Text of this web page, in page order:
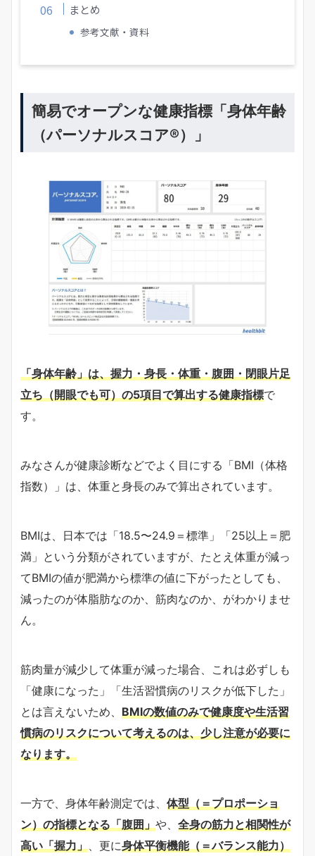
まとめ
参考文献・資料
簡易でオープンな健康指標「身体年齢
（パーソナルスコア®）」
「身体年齢」は、握力・身長・体重・腹囲・閉眼片足
立ち（開眼でも可）の5項目で算出する健康指標で
す。
みなさんが健康診断などでよく目にする「BMI（体格
指数）」は、体重と身長のみで算出されています。
BMIは、日本では「18.5〜24.9＝標準」「25以上＝肥
満」という分類がされていますが、たとえ体重が減っ
てBMIの値が肥満から標準の値に下がったとしても、
減ったのが体脂肪なのか、筋肉なのか、がわかりませ
ん。
筋肉量が減少して体重が減った場合、これは必ずしも
「健康になった」「生活習慣病のリスクが低下した」
とは言えないため、 BMIの数値のみで健康度や生活習
慣病のリスクについて考えるのは、少し注意が必要に
なります。
一方で、身体年齢測定では、 体型（＝プロポーショ
ン）の指標となる「腹囲」や、 全身の筋力と相関性が
高い「握力」、更に身体平衡機能（＝バランス能力）